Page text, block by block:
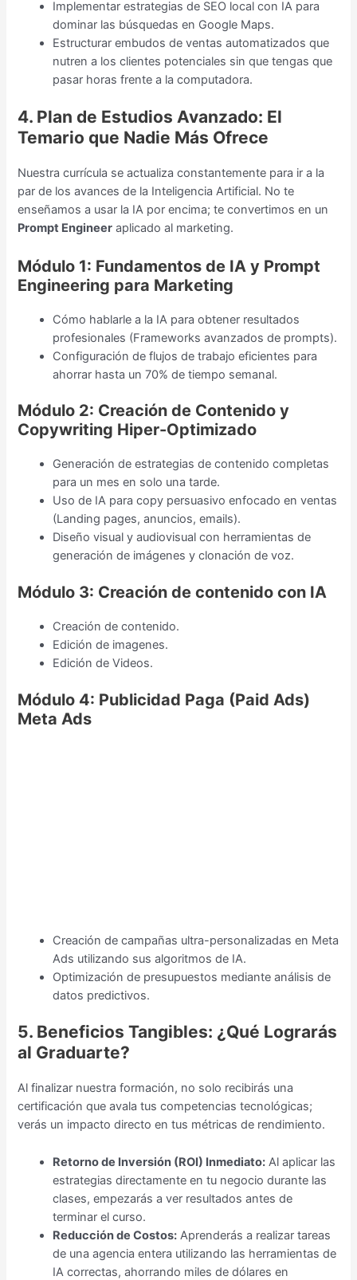
Implementar estrategias de SEO local con IA para
dominar las búsquedas en Google Maps.
Estructurar embudos de ventas automatizados que
nutren a los clientes potenciales sin que tengas que
pasar horas frente a la computadora.
4. Plan de Estudios Avanzado: El
Temario que Nadie Más Ofrece
Nuestra currícula se actualiza constantemente para ir a la
par de los avances de la Inteligencia Artificial. No te
enseñamos a usar la IA por encima; te convertimos en un
Prompt Engineer aplicado al marketing.
Módulo 1: Fundamentos de IA y Prompt
Engineering para Marketing
Cómo hablarle a la IA para obtener resultados
profesionales (Frameworks avanzados de prompts).
Configuración de flujos de trabajo eficientes para
ahorrar hasta un 70% de tiempo semanal.
Módulo 2: Creación de Contenido y
Copywriting Hiper-Optimizado
Generación de estrategias de contenido completas
para un mes en solo una tarde.
Uso de IA para copy persuasivo enfocado en ventas
(Landing pages, anuncios, emails).
Diseño visual y audiovisual con herramientas de
generación de imágenes y clonación de voz.
Módulo 3: Creación de contenido con IA
Creación de contenido.
Edición de imagenes.
Edición de Videos.
Módulo 4: Publicidad Paga (Paid Ads)
Meta Ads
Creación de campañas ultra-personalizadas en Meta
Ads utilizando sus algoritmos de IA.
Optimización de presupuestos mediante análisis de
datos predictivos.
5. Beneficios Tangibles: ¿Qué Lograrás
al Graduarte?
Al finalizar nuestra formación, no solo recibirás una
certificación que avala tus competencias tecnológicas;
verás un impacto directo en tus métricas de rendimiento.
Retorno de Inversión (ROI) Inmediato: Al aplicar las
estrategias directamente en tu negocio durante las
clases, empezarás a ver resultados antes de
terminar el curso.
Reducción de Costos: Aprenderás a realizar tareas
de una agencia entera utilizando las herramientas de
IA correctas, ahorrando miles de dólares en